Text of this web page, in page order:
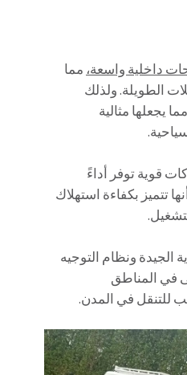
داخلية واسعة، مما
الطويلة. ولذلك
يجعلها مثالية
قوية توفر أداءً
تتميز بكفاءة استهلاك
الجيدة ونظام التوجيه
في المناطق
للتنقل في المدن.